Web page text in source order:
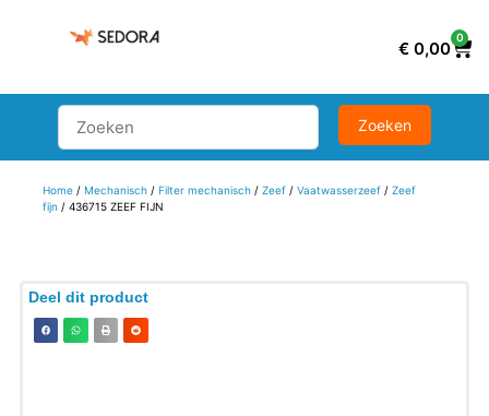
€ 0,00
0
Home/ Mechanisch/ Filter mechanisch/ Zeef/ Vaatwasserzeef/ Zeef
fijn / 436715 ZEEF FIJN
Deel dit product